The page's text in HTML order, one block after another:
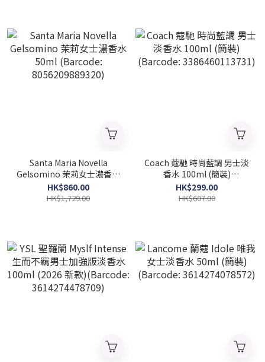
Santa Maria Novella
Gelsomino 茉莉女士濃香水
50ml (Barcode:
8056209889320)
HK$860.00
HK$1,729.00
Coach 蔻馳 時尚藍調 男士淡
香水 100ml (簡裝)
(Barcode: 3386460113731)
HK$299.00
HK$607.00